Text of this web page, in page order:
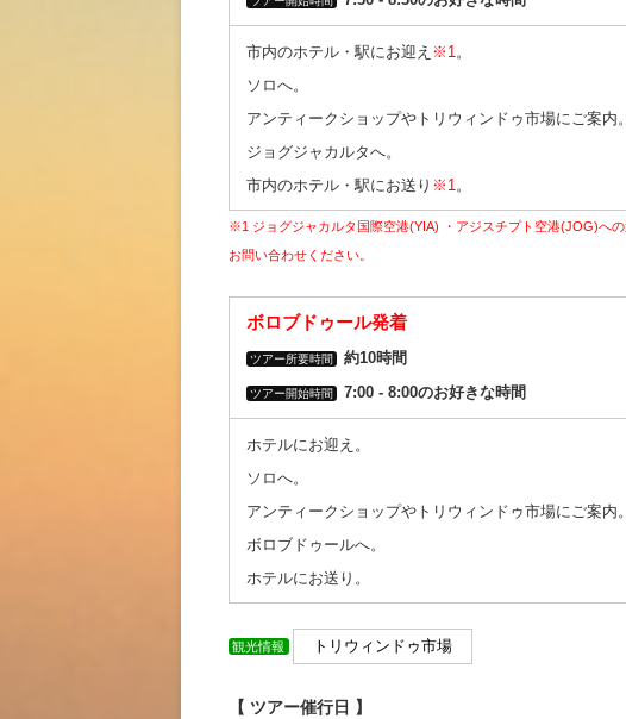
市内のホテル・駅にお迎え ※1。
ソロへ。
アンティークショップやトリウィンドゥ市場にご案内。
ジョグジャカルタへ。
市内のホテル・駅にお送り ※1。
※1 ジョグジャカルタ国際空港(YIA) ・アジスチプト空港(JOG)へ
お問い合わせください。
ボロブドゥール発着
ツアー所要時間 約10時間
ツアー開始時間 7:00 ‐ 8:00のお好きな時間
ホテルにお迎え。
ソロへ。
アンティークショップやトリウィンドゥ市場にご案内。
ボロブドゥールへ。
ホテルにお送り。
観光情報 トリウィンドゥ市場
【 ツアー催行日 】